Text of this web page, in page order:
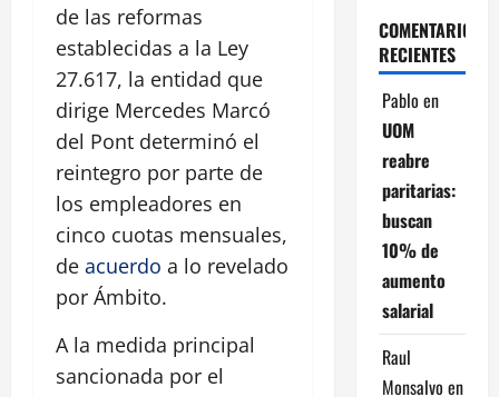
de las reformas
establecidas a la Ley
27.617, la entidad que
dirige Mercedes Marcó
del Pont determinó el
reintegro por parte de
los empleadores en
cinco cuotas mensuales,
de acuerdo a lo revelado
por Ámbito.
A la medida principal
sancionada por el
COMENTARIOS
RECIENTES
Pablo en
UOM
reabre
paritarias:
buscan
10% de
aumento
salarial
Raul
Monsalvo en